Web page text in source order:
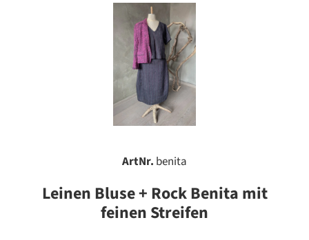
ArtNr. benita
Leinen Bluse + Rock Benita mit
feinen Streifen